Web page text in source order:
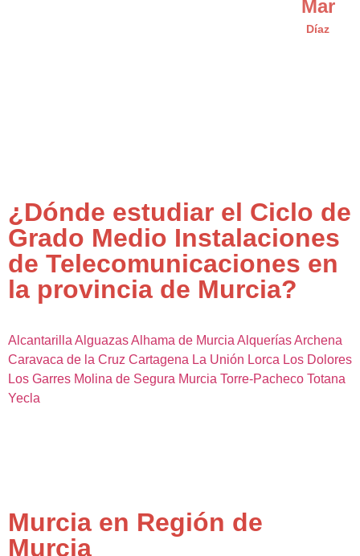
Mar
Díaz
¿Dónde estudiar el Ciclo de
Grado Medio Instalaciones
de Telecomunicaciones en
la provincia de Murcia?
Alcantarilla AlguazasAlhama de Murcia AlqueríasArchena
Caravaca de la Cruz Cartagena La Unión Lorca Los Dolores
Los Garres Molina de Segura Murcia Torre-Pacheco Totana
Yecla
Murcia en Región de
Murcia